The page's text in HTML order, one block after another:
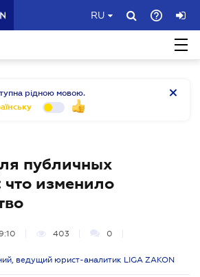
RU
рідною мовою.
публичных
что изменило
403 0
ведущий юрист-аналитик LIGA ZAKON